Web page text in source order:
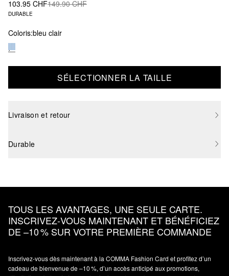
103.95 CHF149.90 CHF
DURABLE
Coloris:bleu clair
SÉLECTIONNER LA TAILLE
Livraison et retour
Durable
TOUS LES AVANTAGES, UNE SEULE CARTE.
INSCRIVEZ‑VOUS MAINTENANT ET BÉNÉFICIEZ
DE –10 % SUR VOTRE PREMIÈRE COMMANDE
Inscrivez‑vous dès maintenant à la COMMA Fashion Card et profitez d’un
cadeau de bienvenue de –10 %, d’un accès anticipé aux promotions,